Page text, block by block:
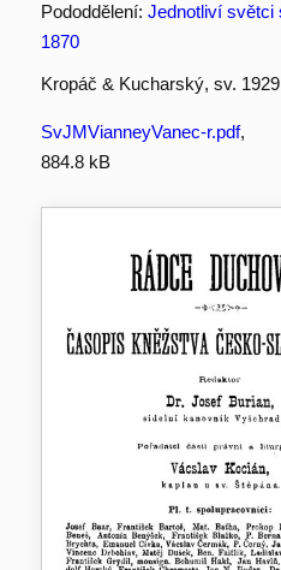
Pododdělení: Jednotliví světci
1870
Kropáč & Kucharský, sv.
SvJMVianneyVanec-r.pdf,
884.8 kB